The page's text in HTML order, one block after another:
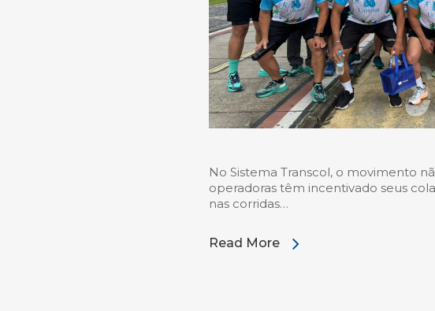
No Sistema Transcol, o movimento
operadoras têm incentivado seus
nas corridas…
Read More